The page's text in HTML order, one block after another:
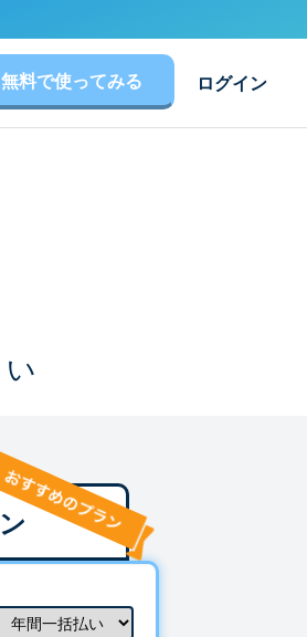
無料で使ってみる ログイン